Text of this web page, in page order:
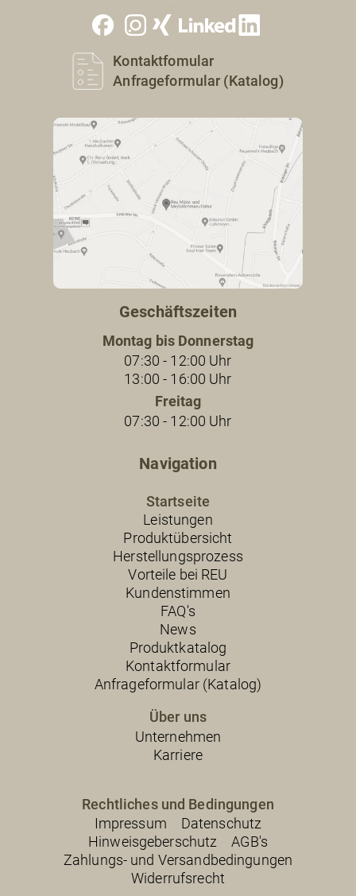
Navigation
Startseite
Leistungen
Produktübersicht
Herstellungsprozess
Vorteile bei REU
Kundenstimmen
FAQ's
News
Produktkatalog
Kontaktformular
Anfrageformular (Katalog)
Über uns
Unternehmen
Karriere
Kontaktfomular
Anfrageformular (Katalog)
Geschäftszeiten
Montag bis Donnerstag
07:30 - 12:00 Uhr
13:00 - 16:00 Uhr
Freitag
07:30 - 12:00 Uhr
Rechtliches und Bedingungen
Impressum
Datenschutz
Hinweisgeberschutz
AGB's
Zahlungs- und Versandbedingungen
Widerrufsrecht